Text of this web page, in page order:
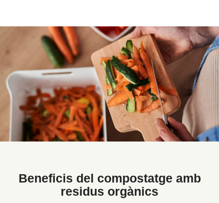
Beneficis del compostatge amb
residus orgànics